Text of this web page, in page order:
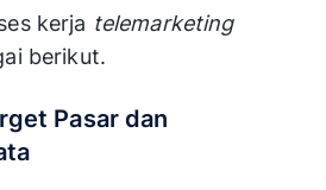
kerja telemarketing
berikut.
Pasar dan